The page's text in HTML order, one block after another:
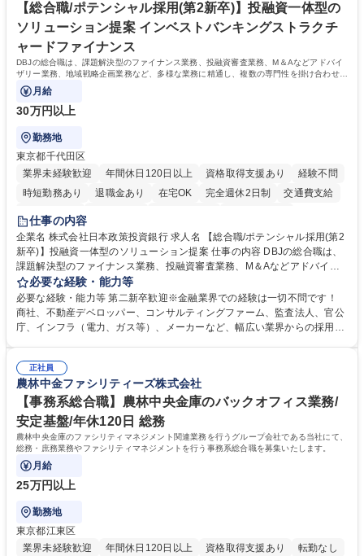
「未来の日常」の創造に向けて持続可能な社会の実現に貢献してまいりま
す。 学歴・資格 学歴：大学院 大学 語学力： 資格：
【総合職/ポテンシャル採用(第2新卒)】投融資一体型の
ソリューション提案 インベストバンキングストラクチ
ャードファイナンス
DBJの総合職は、課題解決型のファイナンス業務、投融資審査業務、M＆Aなどアドバイ
ザリー業務、地域戦略企画業務など、多様な業務に精通し、複数の専門性を掛け合わせて
広く社会に貢献していく職種です。
月給
30万円以上
勤務地
東京都千代田区
業界未経験歓迎
年間休日120日以上 資格取得支援あり
経験不問
時短勤務あり
退職金あり 在宅OK 完全週休2日制
交通費支給
駅近5分以内
食事補助あり
託児所あり
仕事の内容
企業名 株式会社日本政策投資銀行 求人名 【総合職/ポテンシャル採用(第2
新卒)】投融資一体型のソリューション提案 仕事の内容 DBJの総合職は、
課題解決型のファイナンス業務、投融資審査業務、M＆Aなどアドバイザ
リー業務、地域戦略企画業務など、多様な業務に精通し、複数の専門性を
掛け合わせて広く社会に貢献していく職種です。 入社後は、横断的なロー
テーションを経て適性や専門性に応じたキャリアを形成していただきま
す。総合職として入社いただき、下記いずれかの部門でご活躍いただきま
ート・ナレッジ業務 ※それぞれの業務内容に関しては、別途その他労働条
件備考欄に記載 募集職種 【総合職/ポテンシャル採用(第2新卒)】投融資一
体型のソリューション提案
必要な経験・能力等
必要な経験・能力等 第二新卒歓迎※金融業界での経験は一切不問です！
商社、不動産デベロッパー、コンサルティングファーム、監査法人、官公
庁、インフラ（電力、ガス等）、メーカーなど、幅広い業界からの採用実
く高い志を併せもった人材を求めています。ポテンシャル採用（第2新
卒）では、金融業界での経験や知識を問いません。新たな時代を見据え
て、複雑化する社会課題の解決に向けて先鞭をつける役割を担いたい、と
いう気概をお持ちの方を心待ちにしています。 学歴・資格 学歴：大学院
大学 語学力： 資格：
正社員
農林中金ファシリティーズ株式会社
【事務系総合職】農林中央金庫のバックオフィス業務/
安定基盤/年休120日 総務
農林中央金庫のファシリティマネジメント関連業務を行うグループ会社である当社にて、
総務・庶務業務やファシリティマネジメントを行う事務系総合職を募集いたします。
月給
25万円以上
勤務地
東京都江東区
業界未経験歓迎
年間休日120日以上 資格取得支援あり
転勤なし